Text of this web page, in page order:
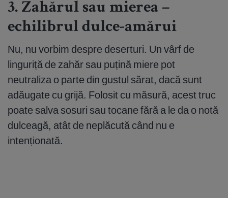
3. Zahărul sau mierea –
echilibrul dulce-amărui
Nu, nu vorbim despre deserturi. Un vârf de
linguriță de zahăr sau puțină miere pot
neutraliza o parte din gustul sărat, dacă sunt
adăugate cu grijă. Folosit cu măsură, acest truc
poate salva sosuri sau tocane fără a le da o notă
dulceagă, atât de neplăcută când nu e
intenționată.